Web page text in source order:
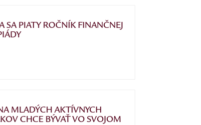
SA PIATY ROČNÍK FINANČNEJ
MLADÝCH AKTÍVNYCH
CHCE BÝVAŤ VO SVOJOM